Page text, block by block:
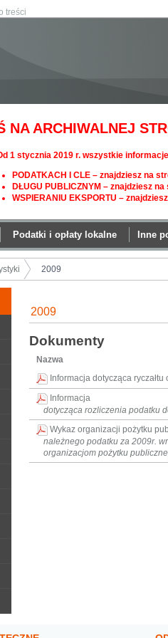
treści
NA ARCHIWALNEJ
1 stycznia 2019 r. wszystkie
PODATKACH I CLE – znajdziesz na
DŁUGU PUBLICZNYM – znajdziesz
WSPIERANIU EKSPORTU –
Podatki i opłaty lokalne Inne
2009
2009
Dokumenty
Nazwa
Informacja dotycząca
Informacja
dotycząca rozliczenia podatku
Wykaz organizacji pożytku
należnego podatku za 2009r.
organizacjom pożytku